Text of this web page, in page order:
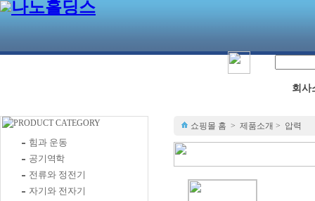
회사
힘과 운동
공기역학
전류와 정전기
자기와 전자기
쇼핑몰 홈 > 제품소개 > 압력